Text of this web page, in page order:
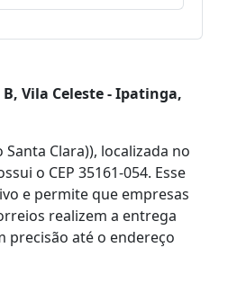
B, Vila Celeste - Ipatinga,
Santa Clara)), localizada no
o CEP 35161-054. Esse
e permite que empresas
realizem a entrega
precisão até o endereço